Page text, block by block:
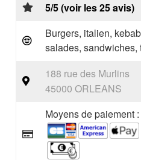
5/5 (voir les 25 avis)
Burgers, italien,
salades, sandwiches,
188 rue des Murlins
45000 ORLEANS
Moyens de paiement :